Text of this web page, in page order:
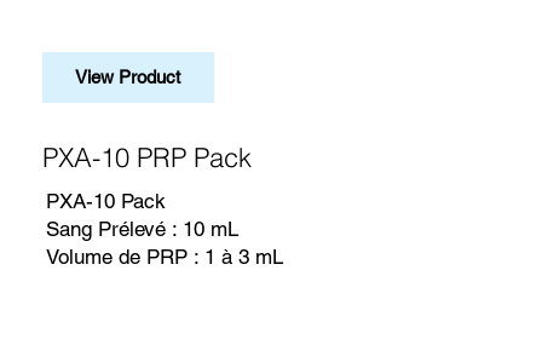
View Product
PXA-10 PRP Pack
PXA-10 Pack
Sang Prélevé : 10 mL
Volume de PRP : 1 à 3 mL